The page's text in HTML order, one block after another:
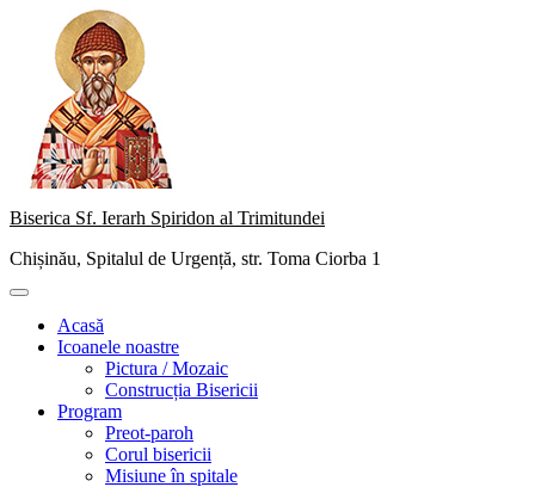
content
Biserica Sf. Ierarh Spiridon al Trimitundei
Chișinău, Spitalul de Urgență, str. Toma Ciorba 1
Primary
Acasă
Icoanele noastre
Pictura / Mozaic
Construcția Bisericii
Program
Preot-paroh
Corul bisericii
Misiune în spitale